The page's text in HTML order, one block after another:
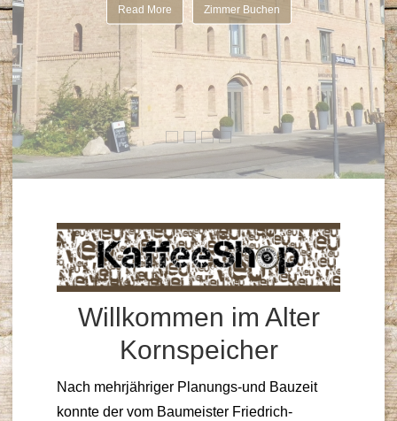
Read More Zimmer Buchen
Willkommen im Alter
Kornspeicher
Nach mehrjähriger Planungs-und Bauzeit
konnte der vom Baumeister Friedrich-